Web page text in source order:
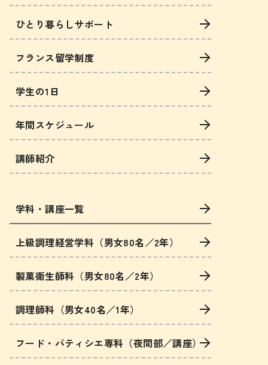
ひとり暮らしサポート
フランス留学制度
学生の1日
年間スケジュール
講師紹介
学科・講座一覧
上級調理経営学科（男女80名／2年）
製菓衛生師科（男女80名／2年）
調理師科（男女40名／1年）
フード・パティシエ専科（夜間部／講座）